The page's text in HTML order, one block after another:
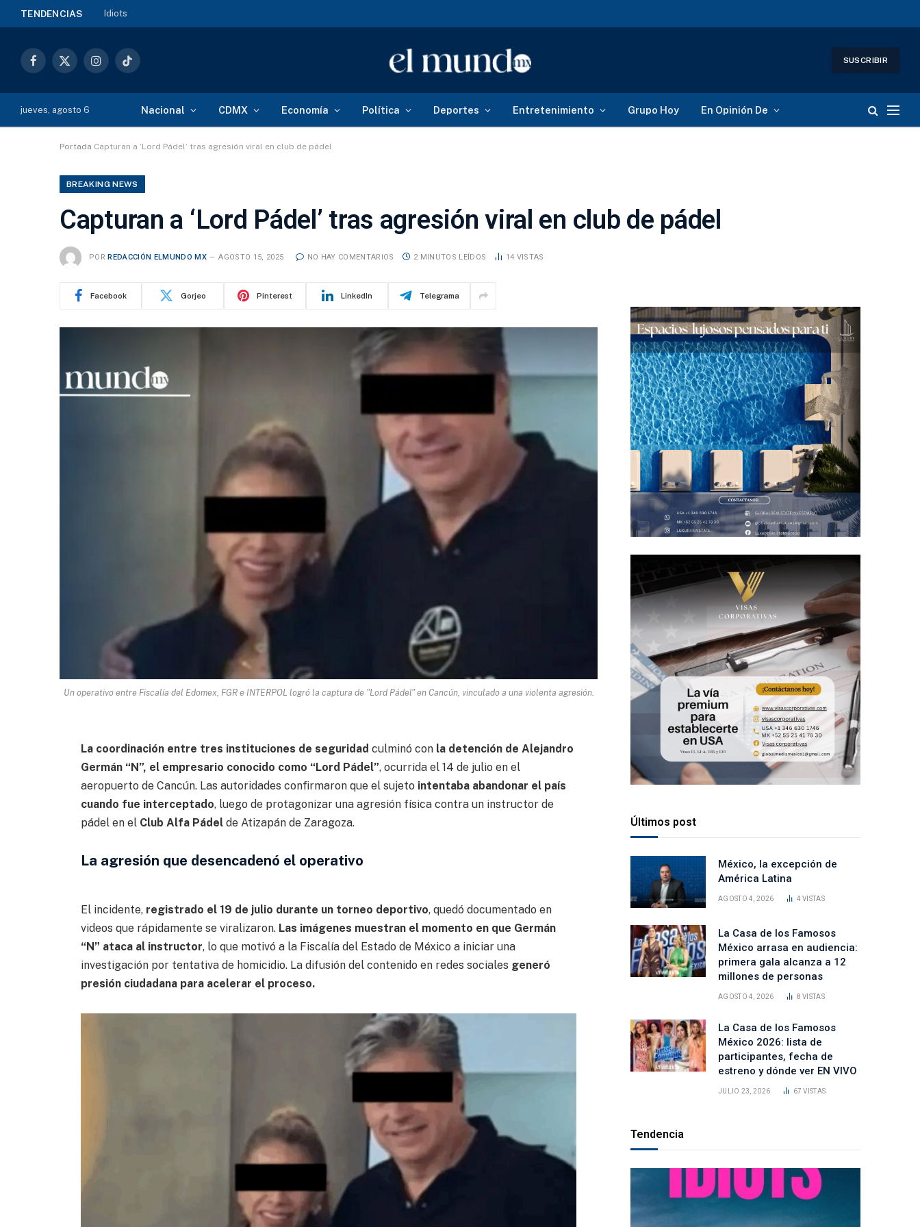
TENDENCIAS Idiots
Facebook
X
InstagramTikTok
SUSCRIBIR
jueves, agosto 6 Nacional CDMX Economía Política Deportes Entretenimiento Grupo Hoy En Opinión De
Portada Capturan a ‘Lord Pádel’ tras agresión viral en club de pádel
BREAKING NEWS
Capturan a ‘Lord Pádel’ tras agresión viral en club de pádel
POR REDACCIÓN ELMUNDO MX AGOSTO 15, 2025 NO HAY COMENTARIOS 2 MINUTOS LEÍDOS 14 VISTAS
Facebook Gorjeo Pinterest LinkedIn Telegrama
Un operativo entre Fiscalía del Edomex, FGR e INTERPOL logró la captura de "Lord Pádel" en Cancún, vinculado a una violenta agresión.
La coordinación entre tres instituciones de seguridad culminó con la detención de Alejandro
Germán “N”, el empresario conocido como “Lord Pádel”, ocurrida el 14 de julio en el
aeropuerto de Cancún. Las autoridades confirmaron que el sujeto intentaba abandonar el país
cuando fue interceptado, luego de protagonizar una agresión física contra un instructor de
pádel en el Club Alfa Pádelde Atizapán de Zaragoza.
La agresión que desencadenó el operativo
El incidente,registrado el 19 de julio durante un torneo deportivo, quedó documentado en
videos que rápidamente se viralizaron. Las imágenes muestran el momento en que Germán
“N” ataca al instructor, lo que motivó a la Fiscalía del Estado de México a iniciar una
investigación por tentativa de homicidio. La difusión del contenido en redes sociales generó
presión ciudadana para acelerar el proceso.
Últimos post
México, la excepción de
América Latina
AGOSTO 4, 2026 4VISTAS
La Casa de los Famosos
México arrasa en audiencia:
primera gala alcanza a 12
millones de personas
AGOSTO 4, 2026 8VISTAS
La Casa de los Famosos
México 2026: lista de
participantes, fecha de
estreno y dónde ver EN VIVO
JULIO 23, 2026 67VISTAS
Tendencia